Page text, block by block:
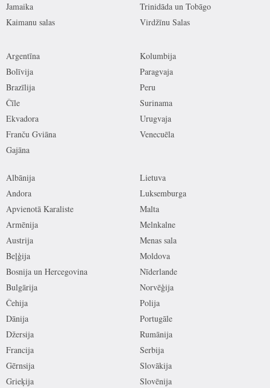
Jamaika
Kaimanu salas
Trinidāda un Tobāgo
Virdžīnu Salas
Argentīna
Bolīvija
Brazīlija
Čīle
Ekvadora
Franču Gviāna
Gajāna
Kolumbija
Paragvaja
Peru
Surinama
Urugvaja
Venecuēla
Albānija
Andora
Apvienotā Karaliste
Armēnija
Austrija
Beļģija
Bosnija un Hercegovina
Bulgārija
Čehija
Dānija
Džersija
Francija
Gērnsija
Grieķija
Lietuva
Luksemburga
Malta
Melnkalne
Menas sala
Moldova
Nīderlande
Norvēģija
Polija
Portugāle
Rumānija
Serbija
Slovākija
Slovēnija